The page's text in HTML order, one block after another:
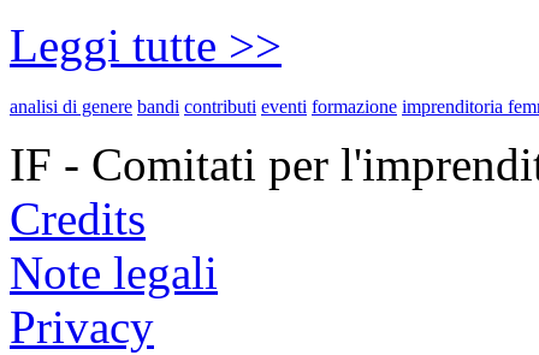
Leggi tutte >>
analisi di genere bandi contributi eventi formazione imprenditoria
IF - Comitati per
Credits
Note legali
Privacy